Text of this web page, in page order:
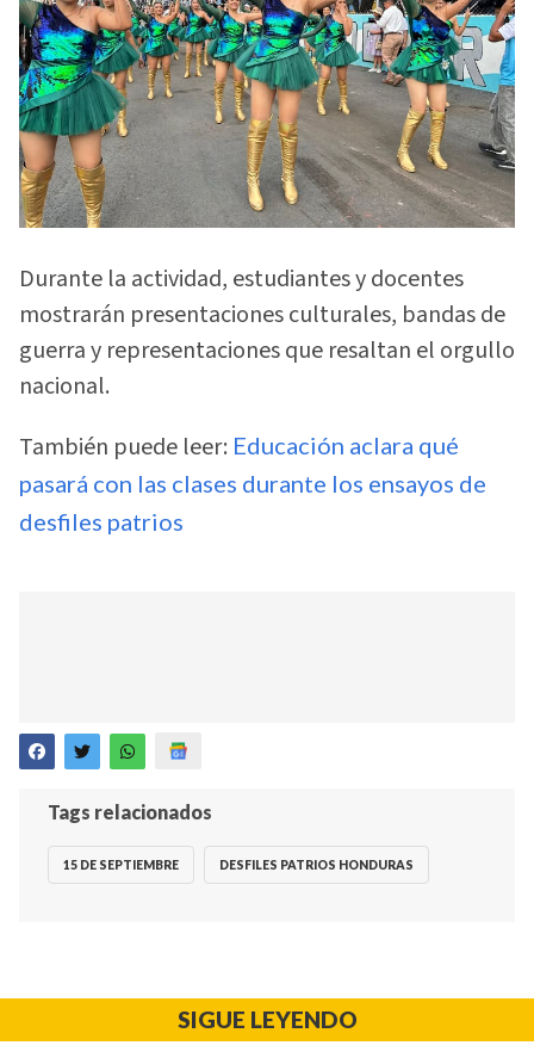
Durante la actividad, estudiantes y docentes
mostrarán presentaciones culturales, bandas de
guerra y representaciones que resaltan el orgullo
nacional.
También puede leer: Educación aclara qué
pasará con las clases durante los ensayos de
desfiles patrios
Tags relacionados
15 DE SEPTIEMBRE DESFILES PATRIOS HONDURAS
SIGUE LEYENDO